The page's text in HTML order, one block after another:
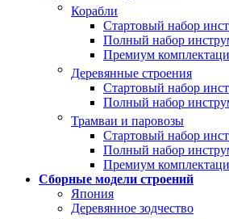
Корабли
Стартовый набор
Полный набор
Премиум
Деревянные строения
Стартовый набор
Полный набор
Трамваи и паровозы
Стартовый набор
Полный набор
Премиум
Сборные модели строений
Япония
Деревянное зодчество